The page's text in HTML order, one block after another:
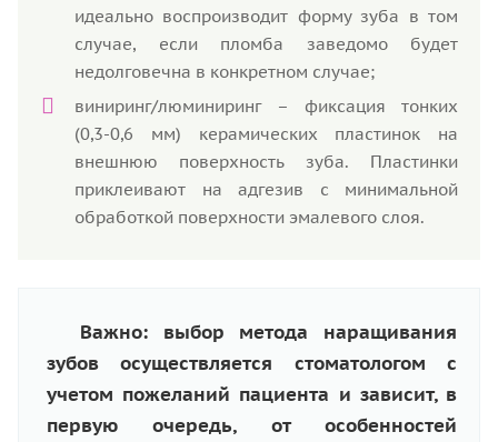
идеально воспроизводит форму зуба в том
случае, если пломба заведомо будет
недолговечна в конкретном случае;
виниринг/люминиринг – фиксация тонких
(0,3-0,6 мм) керамических пластинок на
внешнюю поверхность зуба. Пластинки
приклеивают на адгезив с минимальной
обработкой поверхности эмалевого слоя.
Важно: выбор метода наращивания
зубов осуществляется стоматологом с
учетом пожеланий пациента и зависит, в
первую очередь, от особенностей